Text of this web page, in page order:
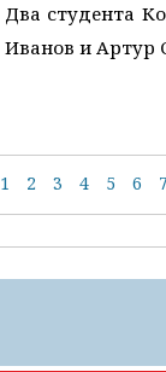
Два студента
Иванов и Артур
1 2 3 4 5 6 7